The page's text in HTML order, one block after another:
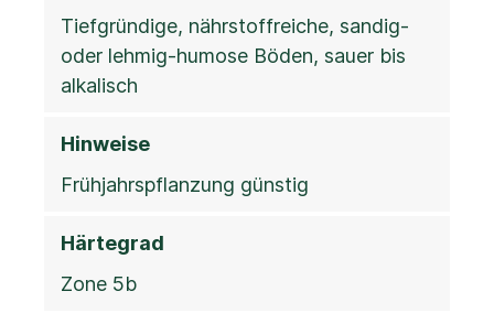
Tiefgründige, nährstoffreiche, sandig-
oder lehmig-humose Böden, sauer bis
alkalisch
Hinweise
Frühjahrspflanzung günstig
Härtegrad
Zone 5b